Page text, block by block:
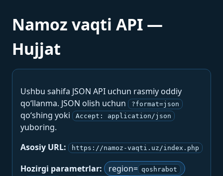
Namoz vaqti API —
Hujjat
Ushbu sahifa JSON API uchun rasmiy oddiy
qo‘llanma. JSON olish uchun
?format=json
qo‘shing yoki Accept: application/json
yuboring.
Asosiy URL:
https://namoz-vaqti.uz/index.php
Hozirgi parametrlar: region= qoshrabot